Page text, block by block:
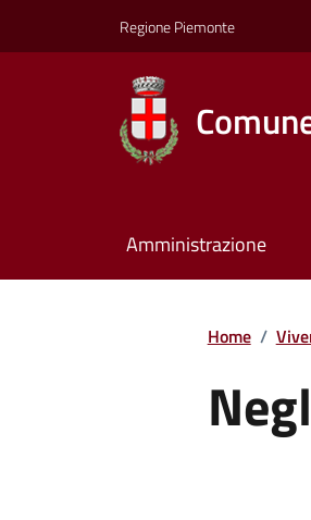
Regione Piemonte
Amministrazione
Home /